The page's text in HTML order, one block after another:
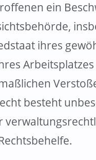
ein
ihres
besteht